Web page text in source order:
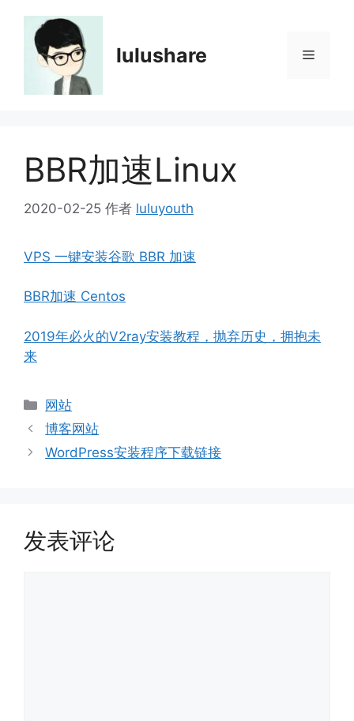
lulushare 菜
BBR加速Linux
2020-02-25 作者 luluyouth
VPS 一键安装谷歌 BBR 加速
BBR加速 Centos
2019年必火的V2ray安装教程，抛弃历史，拥抱未
来
分
类
网站
博客网站
WordPress安装程序下载链接
发表评论